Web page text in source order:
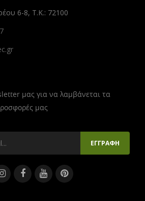
6-8, Τ.Κ.: 72100
μας για να λαμβάνεται τα
μας